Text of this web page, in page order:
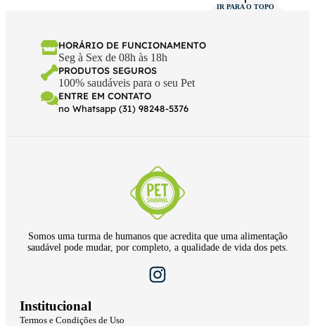
IR PARA O TOPO
HORÁRIO DE FUNCIONAMENTO
Seg à Sex de 08h às 18h
PRODUTOS SEGUROS
100% saudáveis para o seu Pet
ENTRE EM CONTATO
no Whatsapp (31) 98248-5376
Somos uma turma de humanos que acredita que uma alimentação
saudável pode mudar, por completo, a qualidade de vida dos pets.
Institucional
Termos e Condições de Uso